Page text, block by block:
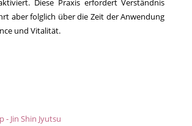
aber folglich über die Zeit der Anwendung
und Vitalität.